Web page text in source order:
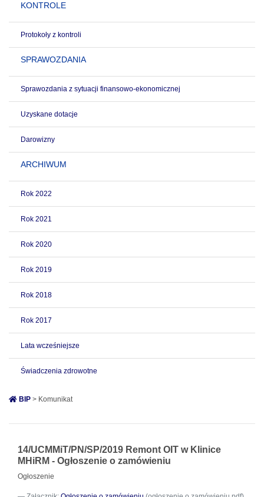
KONTROLE
Protokoły z kontroli
SPRAWOZDANIA
Sprawozdania z sytuacji finansowo-ekonomicznej
Uzyskane dotacje
Darowizny
ARCHIWUM
Rok 2022
Rok 2021
Rok 2020
Rok 2019
Rok 2018
Rok 2017
Lata wcześniejsze
Świadczenia zdrowotne
BIP > Komunikat
14/UCMMiT/PN/SP/2019 Remont OIT w Klinice
MHiRM - Ogłoszenie o zamówieniu
Ogłoszenie